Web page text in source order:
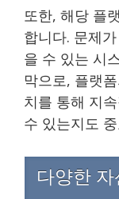
또한, 해당 플
합니다. 문제
을 수 있는 시
막으로, 플랫
치를 통해 지
수 있는지도
다양한